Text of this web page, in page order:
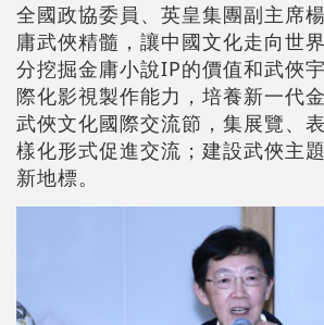
全國政協委員、英皇集團副主席
庸武俠精髓，讓中國文化走向世
分挖掘金庸小說IP的價值和武俠
際化影視製作能力，培養新一代
武俠文化國際交流節，集展覽、
樣化形式促進交流；建設武俠主
新地標。